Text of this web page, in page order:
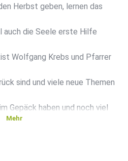
Herbst geben, lernen das
auch die Seele erste Hilfe
Wolfgang Krebs und Pfarrer
sind und viele neue Themen
Gepäck haben und noch viel
Mehr